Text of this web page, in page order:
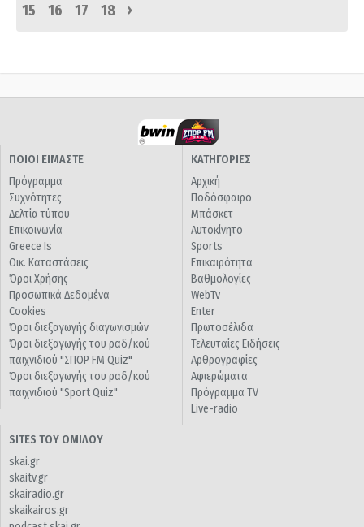
15
16 17 18 ›
ΠΟΙΟΙ ΕΙΜΑΣΤΕ
Πρόγραμμα
Συχνότητες
Δελτία τύπου
Επικοινωνία
Greece Is
Οικ. Καταστάσεις
Όροι Χρήσης
Προσωπικά Δεδομένα
Cookies
Όροι διεξαγωγής διαγωνισμών
Όροι διεξαγωγής του ραδ/κού
παιχνιδιού "ΣΠΟΡ FM Quiz"
Όροι διεξαγωγής του ραδ/κού
παιχνιδιού "Sport Quiz"
ΚΑΤΗΓΟΡΙΕΣ
Αρχική
Ποδόσφαιρο
Μπάσκετ
Αυτοκίνητο
Sports
Επικαιρότητα
Βαθμολογίες
WebTv
Enter
Πρωτοσέλιδα
Τελευταίες Ειδήσεις
Αρθρογραφίες
Αφιερώματα
Πρόγραμμα TV
Live-radio
SITES ΤΟΥ ΟΜΙΛΟΥ
skai.gr
skaitv.gr
skairadio.gr
skaikairos.gr